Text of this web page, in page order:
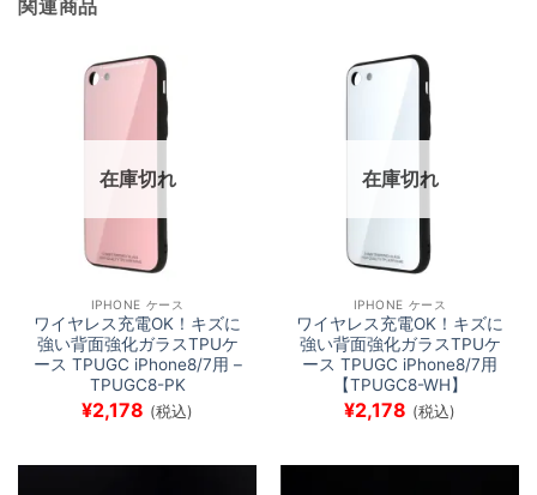
関連商品
在庫切れ
IPHONE ケース
ワイヤレス充電OK！キズに
強い背面強化ガラスTPUケ
ース TPUGC iPhone8/7用 –
TPUGC8-PK
¥2,178 (税込)
在庫切れ
IPHONE ケース
ワイヤレス充電OK！キズに
強い背面強化ガラスTPUケ
ース TPUGC iPhone8/7用
【TPUGC8-WH】
¥2,178 (税込)